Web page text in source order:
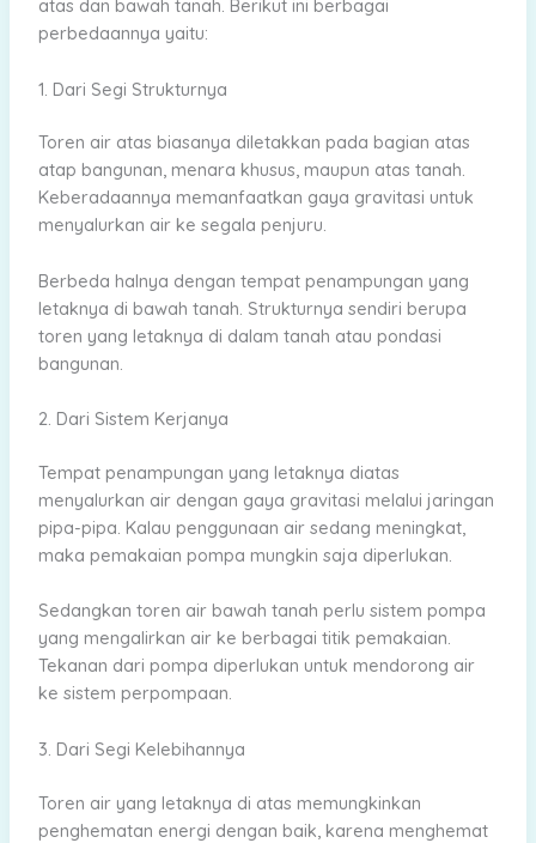
atas dan bawah tanah. Berikut ini berbagai
perbedaannya yaitu:
1. Dari Segi Strukturnya
Toren air atas biasanya diletakkan pada bagian atas
atap bangunan, menara khusus, maupun atas tanah.
Keberadaannya memanfaatkan gaya gravitasi untuk
menyalurkan air ke segala penjuru.
Berbeda halnya dengan tempat penampungan yang
letaknya di bawah tanah. Strukturnya sendiri berupa
toren yang letaknya di dalam tanah atau pondasi
bangunan.
2. Dari Sistem Kerjanya
Tempat penampungan yang letaknya diatas
menyalurkan air dengan gaya gravitasi melalui jaringan
pipa-pipa. Kalau penggunaan air sedang meningkat,
maka pemakaian pompa mungkin saja diperlukan.
Sedangkan toren air bawah tanah perlu sistem pompa
yang mengalirkan air ke berbagai titik pemakaian.
Tekanan dari pompa diperlukan untuk mendorong air
ke sistem perpompaan.
3. Dari Segi Kelebihannya
Toren air yang letaknya di atas memungkinkan
penghematan energi dengan baik, karena menghemat